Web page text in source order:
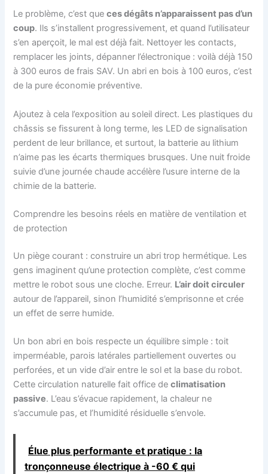
Le problème, c’est queces dégâts n’apparaissent pas d’un
coup. Ils s’installent progressivement, et quand l’utilisateur
s’en aperçoit, le mal est déjà fait. Nettoyer les contacts,
remplacer les joints, dépanner l’électronique : voilà déjà 150
à 300 euros de frais SAV. Un abri en bois à 100 euros, c’est
de la pure économie préventive.
Ajoutez à cela l’exposition au soleil direct. Les plastiques du
châssis se fissurent à long terme, les LED de signalisation
perdent de leur brillance, et surtout, la batterie au lithium
n’aime pas les écarts thermiques brusques. Une nuit froide
suivie d’une journée chaude accélère l’usure interne de la
chimie de la batterie.
Comprendre les besoins réels en matière de ventilation et
de protection
Un piège courant : construire un abri trop hermétique. Les
gens imaginent qu’une protection complète, c’est comme
mettre le robot sous une cloche. Erreur. L’air doit circuler
autour de l’appareil, sinon l’humidité s’emprisonne et crée
un effet de serre humide.
Un bon abri en bois respecte un équilibre simple : toit
imperméable, parois latérales partiellement ouvertes ou
perforées, et un vide d’air entre le sol et la base du robot.
Cette circulation naturelle fait office declimatisation
passive. L’eau s’évacue rapidement, la chaleur ne
s’accumule pas, et l’humidité résiduelle s’envole.
Élue plus performante et pratique : la
tronçonneuse électrique à -60 € qui